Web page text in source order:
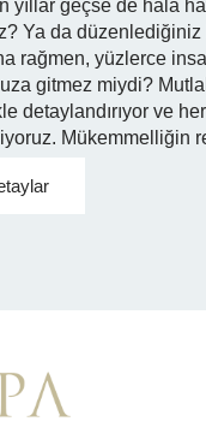
yıllar geçse de hala
Ya da
rağmen, yüzlerce
gitmez miydi?
detaylandırıyor ve
Mükemmelliğin